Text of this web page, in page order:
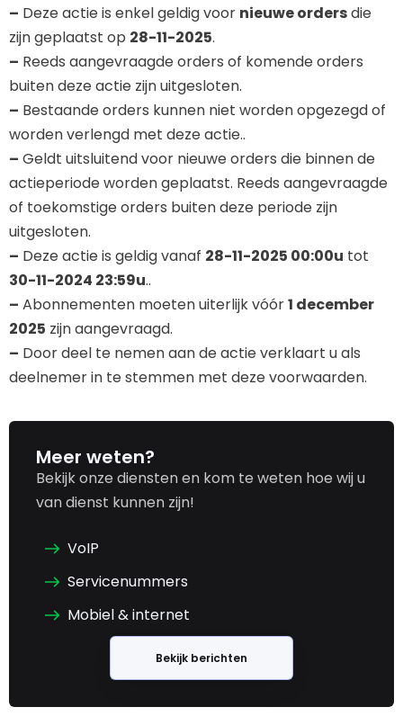
– Deze actie is enkel geldig voor nieuwe ordersdie
zijn geplaatst op 28-11-2025.
– Reeds aangevraagde orders of komende orders
buiten deze actie zijn uitgesloten.
– Bestaande orders kunnen niet worden opgezegd of
worden verlengd met deze actie..
– Geldt uitsluitend voor nieuwe orders die binnen de
actieperiode worden geplaatst. Reeds aangevraagde
of toekomstige orders buiten deze periode zijn
uitgesloten.
– Deze actie is geldig vanaf 28-11-2025 00:00u tot
30-11-2024 23:59u..
– Abonnementen moeten uiterlijk vóór1 december
2025 zijn aangevraagd.
– Door deel te nemen aan de actie verklaart u als
deelnemer in te stemmen met deze voorwaarden.
Meer weten?
Bekijk onze diensten en kom te weten hoe wij u
van dienst kunnen zijn!
VoIP
Servicenummers
Mobiel & internet
Bekijk berichten